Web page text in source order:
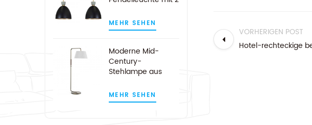
in Schwarz und
Gold
MEHR SEHEN
Moderne Mid-
Century-
Stehlampe aus
MEHR SEHEN
VORHERIGEN POST